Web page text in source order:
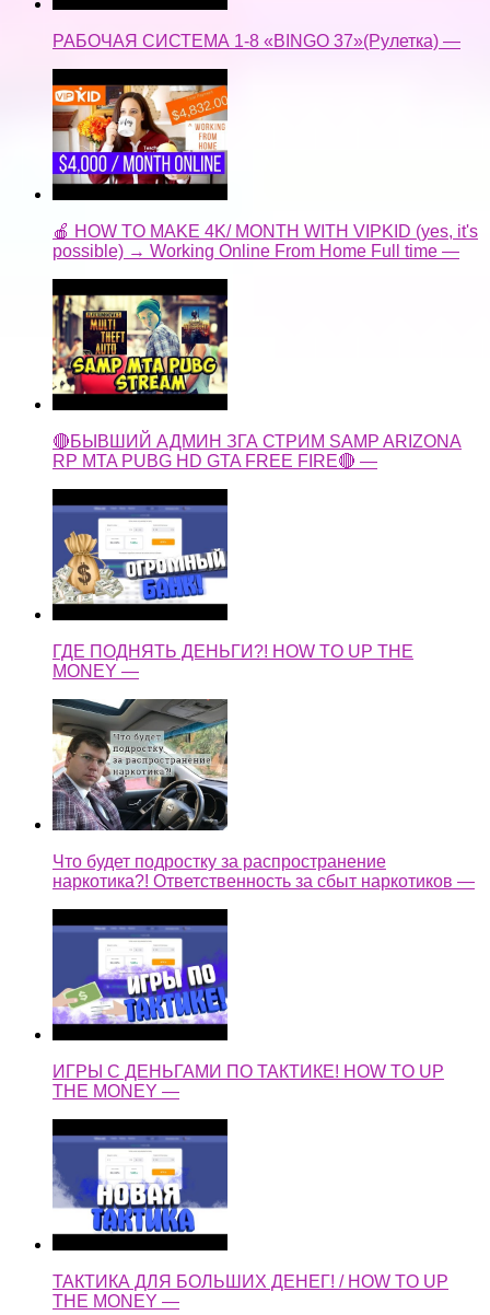
РАБОЧАЯ СИСТЕМА 1-8 «BINGO 37»(Рулетка) —
🍎 HOW TO MAKE 4K/ MONTH WITH VIPKID (yes, it's
possible) → Working Online From Home Full time —
🔴БЫВШИЙ АДМИН ЗГА СТРИМ SAMP ARIZONA
RP MTA PUBG HD GTA FREE FIRE🔴 —
ГДЕ ПОДНЯТЬ ДЕНЬГИ?! HOW TO UP THE
MONEY —
Что будет подростку за распространение
наркотика?! Ответственность за сбыт наркотиков —
ИГРЫ С ДЕНЬГАМИ ПО ТАКТИКЕ! HOW TO UP
THE MONEY —
ТАКТИКА ДЛЯ БОЛЬШИХ ДЕНЕГ! / HOW TO UP
THE MONEY —